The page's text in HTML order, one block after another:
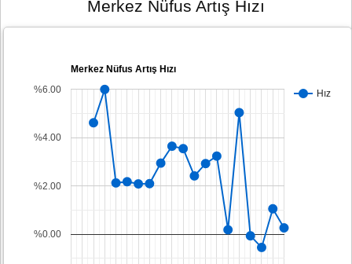
Merkez Nüfus Artış Hızı
Merkez Nüfus Artış Hızı
Hız
%0.00
%2.00
%4.00
%6.00